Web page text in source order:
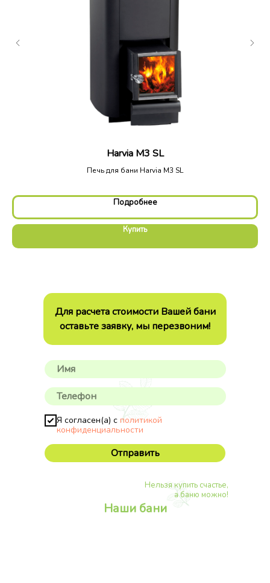
Harvia M3 SL
Печь для бани Harvia M3 SL
Подробнее
Купить
Для расчета стоимости Вашей бани
оставьте заявку, мы перезвоним!
Я согласен(а) с политикой
конфиденциальности
Отправить
Наши бани
Нельзя купить счастье,
а баню можно!